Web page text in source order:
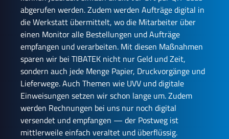
abgerufen werden. Zudem werden Aufträge digital in
die Werkstatt übermittelt, wo die Mitarbeiter über
einen Monitor alle Bestellungen und Aufträge
empfangen und verarbeiten. Mit diesen Maßnahmen
sparen wir bei TIBATEK nicht nur Geld und Zeit,
sondern auch jede Menge Papier, Druckvorgänge und
Lieferwege. Auch Themen wie UVV und digitale
Einweisungen setzen wir schon lange um. Zudem
werden Rechnungen bei uns nur noch digital
versendet und empfangen — der Postweg ist
mittlerweile einfach veraltet und überflüssig.